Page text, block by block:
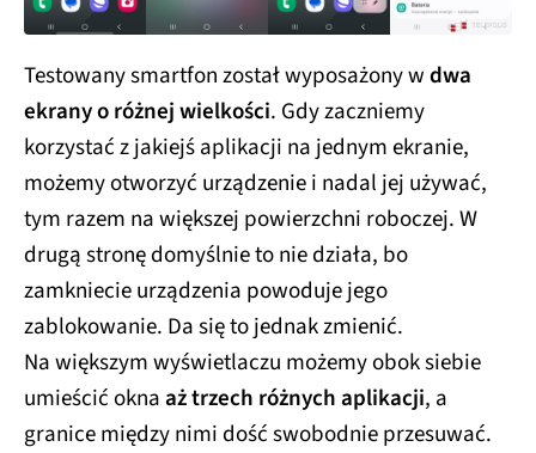
Testowany smartfon został wyposażony wdwa
ekrany o różnej wielkości. Gdy zaczniemy
korzystać z jakiejś aplikacji na jednym ekranie,
możemy otworzyć urządzenie i nadal jej używać,
tym razem na większej powierzchni roboczej. W
drugą stronę domyślnie to nie działa, bo
zamkniecie urządzenia powoduje jego
zablokowanie. Da się to jednak zmienić.
Na większym wyświetlaczu możemy obok siebie
umieścić oknaaż trzech różnych aplikacji, a
granice między nimi dość swobodnie przesuwać.